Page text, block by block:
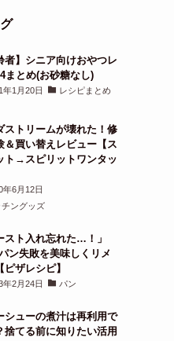
者】シニア向けおやつレ
まとめ(お砂糖なし)
年1月20日 レシピまとめ
ストリームが壊れた！修
＆買い替えレビュー【ス
ト→スピリットワンタッ
年6月12日
チングッズ
スト入れ忘れた…！」
ン失敗を美味しくリメ
ピザレシピ】
年2月24日 パン
シューの煮汁は再利用で
捨てる前に知りたい活用